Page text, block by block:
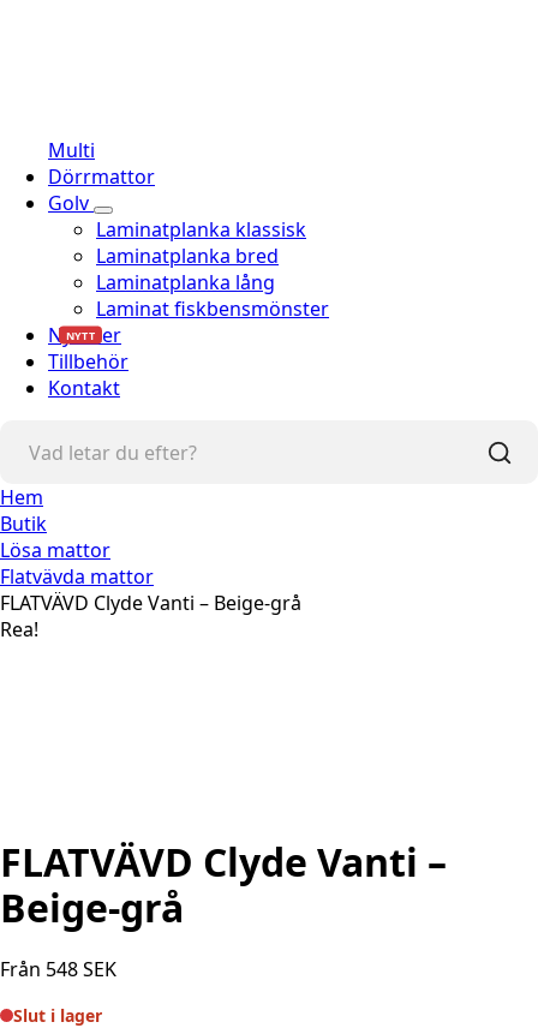
Multi
Dörrmattor
Golv
Laminatplanka klassisk
Laminatplanka bred
Laminatplanka lång
Laminat fiskbensmönster
Nyheter
NYTT
Tillbehör
Kontakt
Hem
Butik
Lösa mattor
Flatvävda mattor
FLATVÄVD Clyde Vanti – Beige-grå
Rea!
FLATVÄVD Clyde Vanti –
Beige-grå
Från 548SEK
Slut i lager